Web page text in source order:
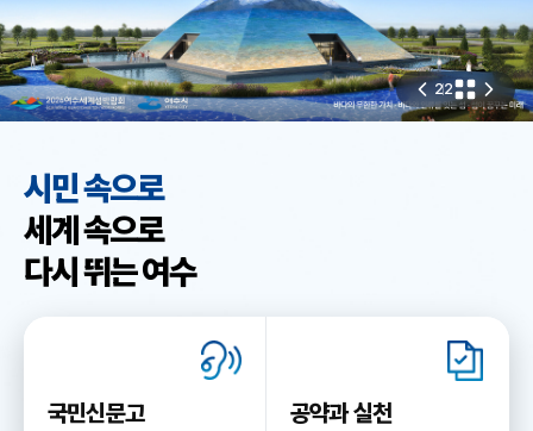
22
시민 속으로
세계 속으로
다시 뛰는 여수
국민신문고 공약과 실천